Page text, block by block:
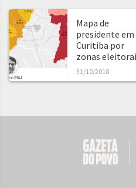
Mapa de
presidente em
Curitiba por
zonas
31/10/2018